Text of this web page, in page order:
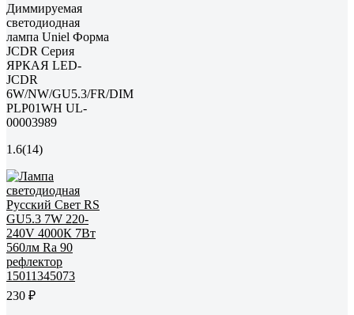
Диммируемая
светодиодная
лампа Uniel Форма
JCDR Серия
ЯРКАЯ LED-
JCDR
6W/NW/GU5.3/FR/DIM
PLP01WH UL-
00003989
1.6(14)
230 ₽